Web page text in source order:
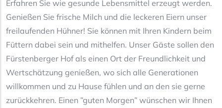
Erfahren Sie wie gesunde Lebensmittel erzeugt werden.
Genießen Sie frische Milch und die leckeren Eiern unser
freilaufenden Hühner! Sie können mit Ihren Kindern beim
Füttern dabei sein und mithelfen. Unser Gäste sollen den
Fürstenberger Hof als einen Ort der Freundlichkeit und
Wertschätzung genießen, wo sich alle Generationen
willkommen und zu Hause fühlen und an den sie gerne
zurückkehren. Einen ”guten Morgen” wünschen wir Ihnen